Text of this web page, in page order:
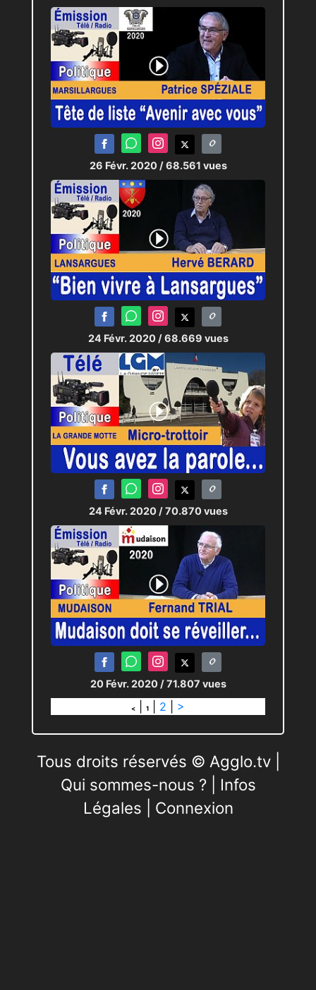
26 Févr. 2020 / 68.561 vues
24 Févr. 2020 / 68.669 vues
24 Févr. 2020 / 70.870 vues
20 Févr. 2020 / 71.807 vues
< 1 2 >
Tous droits réservés © Agglo.tv |
Qui sommes-nous ?| Infos
Légales
Connexion